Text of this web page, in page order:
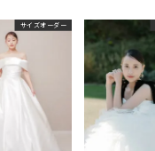
サイズオーダー